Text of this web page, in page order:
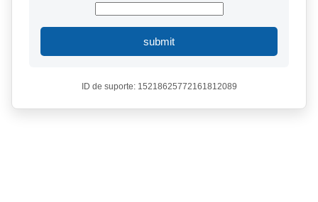
submit
ID de suporte: 15218625772161812089